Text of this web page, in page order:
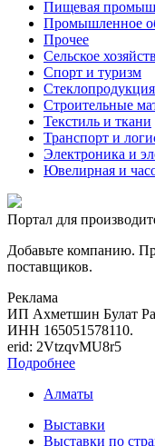
Пищевая
Промышленное
Прочее
Сельское
Спорт и туризм
Стеклопродукция
Строительные
Текстиль и ткани
Транспорт и
Электроника и
Ювелирная и
Портал для
Добавьте компанию.
поставщиков.
Реклама
ИП Ахметшин Булат
ИНН 165051578110.
erid: 2VtzqvMU8r5
Подробнее
Алматы
Выставки
Выставки по